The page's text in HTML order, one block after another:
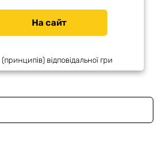
На сайт
відповідальної гри